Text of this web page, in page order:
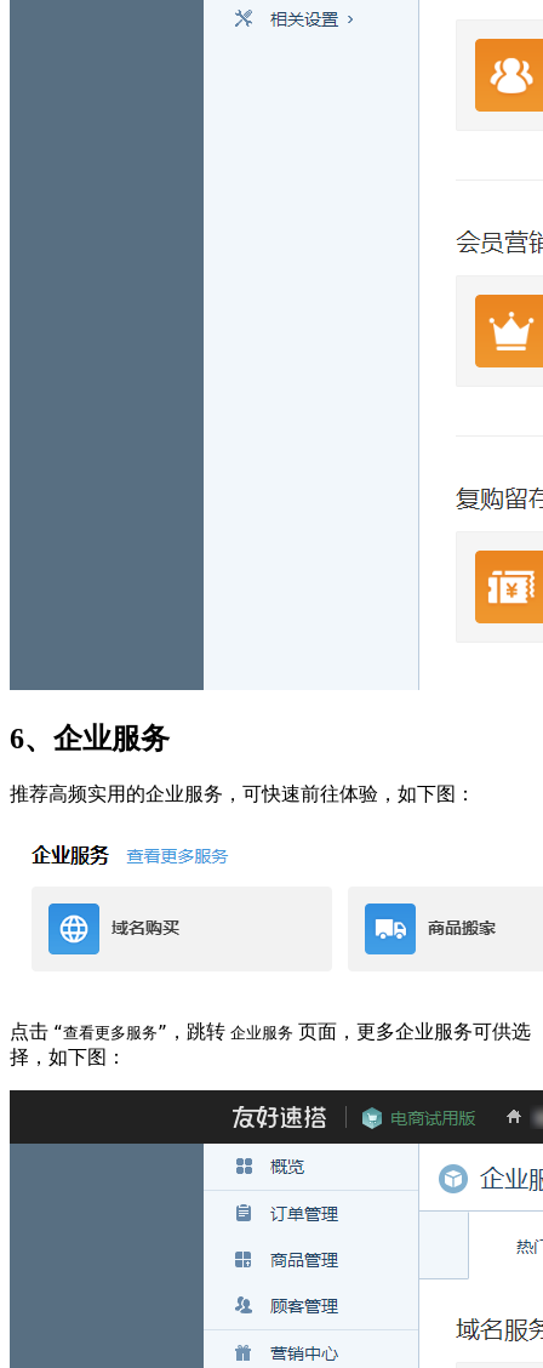
6、企业服务
推荐高频实用的企业服务，可快速前往体验，如下图：
点击 “查看更多服务” ，跳转 企业服务 页面，更多企业服务可供选
择，如下图：